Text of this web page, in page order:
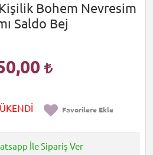
Bohem Nevresim
Saldo Bej
Favorilere Ekle
İle Sipariş Ver